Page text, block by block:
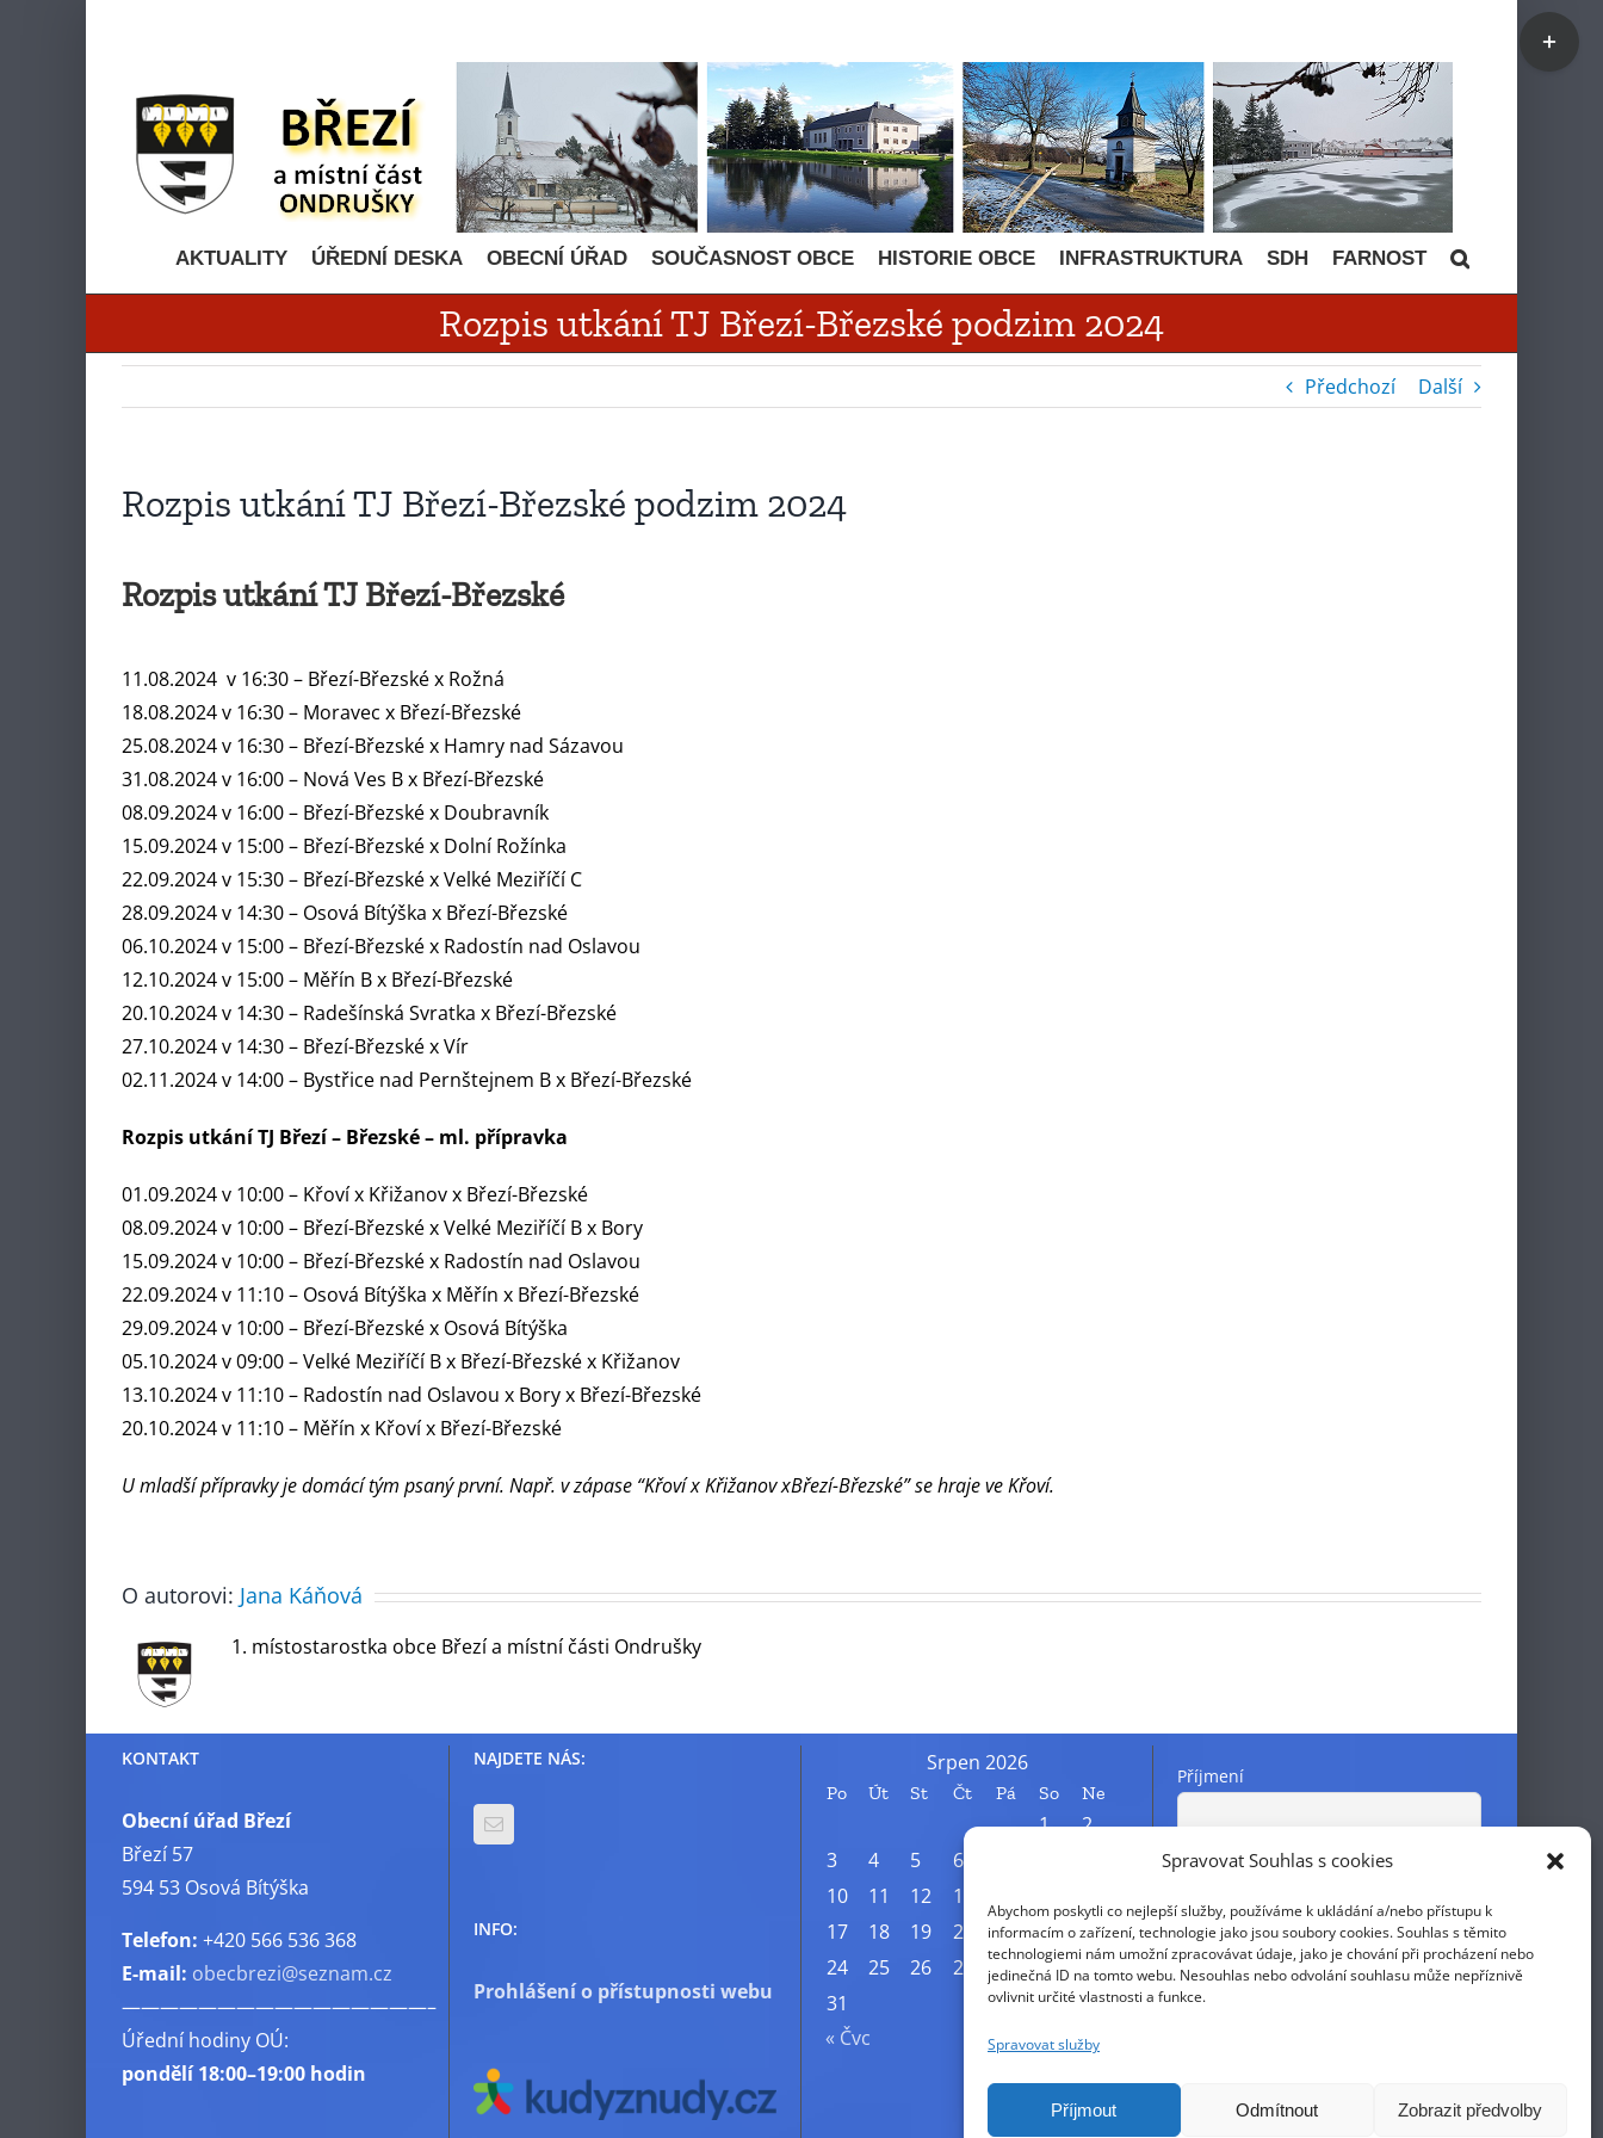
Spravovat Souhlas s cookies
Abychom poskytli co nejlepší služby, používáme k ukládání a/nebo přístupu k
informacím o zařízení, technologie jako jsou soubory cookies. Souhlas s těmito
technologiemi nám umožní zpracovávat údaje, jako je chování při procházení nebo
jedinečná ID na tomto webu. Nesouhlas nebo odvolání souhlasu může nepříznivě
ovlivnit určité vlastnosti a funkce.
Spravovat služby
Příjmout Odmítnout Zobrazit předvolby
AKTUALITY ÚŘEDNÍ DESKA OBECNÍ ÚŘAD SOUČASNOST OBCE HISTORIE OBCE INFRASTRUKTURA SDH FARNOST
Rozpis utkání TJ Březí-Březské podzim 2024
Předchozí Další
Rozpis utkání TJ Březí-Březské podzim 2024
Rozpis utkání TJ Březí-Březské
11.08.2024 v 16:30 – Březí-Březské x Rožná
18.08.2024 v 16:30 – Moravec x Březí-Březské
25.08.2024 v 16:30 – Březí-Březské x Hamry nad Sázavou
31.08.2024 v 16:00 – Nová Ves B x Březí-Březské
08.09.2024 v 16:00 – Březí-Březské x Doubravník
15.09.2024 v 15:00 – Březí-Březské x Dolní Rožínka
22.09.2024 v 15:30 – Březí-Březské x Velké Meziříčí C
28.09.2024 v 14:30 – Osová Bítýška x Březí-Březské
06.10.2024 v 15:00 – Březí-Březské x Radostín nad Oslavou
12.10.2024 v 15:00 – Měřín B x Březí-Březské
20.10.2024 v 14:30 – Radešínská Svratka x Březí-Březské
27.10.2024 v 14:30 – Březí-Březské x Vír
02.11.2024 v 14:00 – Bystřice nad Pernštejnem B x Březí-Březské
Rozpis utkání TJ Březí – Březské – ml. přípravka
01.09.2024 v 10:00 – Křoví x Křižanov x Březí-Březské
08.09.2024 v 10:00 – Březí-Březské x Velké Meziříčí B x Bory
15.09.2024 v 10:00 – Březí-Březské x Radostín nad Oslavou
22.09.2024 v 11:10 – Osová Bítýška x Měřín x Březí-Březské
29.09.2024 v 10:00 – Březí-Březské x Osová Bítýška
05.10.2024 v 09:00 – Velké Meziříčí B x Březí-Březské x Křižanov
13.10.2024 v 11:10 – Radostín nad Oslavou x Bory x Březí-Březské
20.10.2024 v 11:10 – Měřín x Křoví x Březí-Březské
U mladší přípravky je domácí tým psaný první. Např. v zápase “Křoví x Křižanov xBřezí-Březské” se hraje ve Křoví.
O autorovi: Jana Káňová
1. místostarostka obce Březí a místní části Ondrušky
KONTAKT
Obecní úřad Březí
Březí 57
594 53 Osová Bítýška
Telefon: +420 566 536 368
E-mail: obecbrezi@seznam.cz
————————————————–
Úřední hodiny OÚ:
pondělí18:00–19:00 hodin
NAJDETE NÁS:
INFO:
Prohlášení o přístupnosti webu
Srpen 2026
Po Út St Čt Pá So Ne
1
2
3
4 5 6
10
11 12 13
17
18 19 20 21 22
23
24
25 26 27 28 29
30
31
« Čvc
Příjmení
Křestní jméno
E-mail
Toggle
Sliding